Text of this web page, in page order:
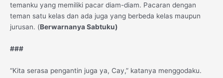
temanku yang memiliki pacar diam-diam. Pacaran dengan
teman satu kelas dan ada juga yang berbeda kelas maupun
jurusan. (Berwarnanya Sabtuku)
###
“Kita serasa pengantin juga ya, Cay,” katanya menggodaku.